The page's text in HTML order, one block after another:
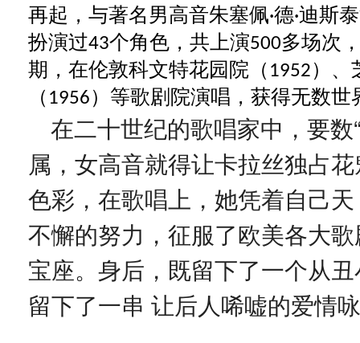
再起，与著名男高音朱塞佩·德·迪斯
扮演过43个角色，共上演500多场次
期，在伦敦科文特花园院（ 1952 ）、
（ 1956 ）等歌剧院演唱，获得无数世
在二十世纪的歌唱家中，要
属，女高音就得让卡拉丝独占
色彩，在歌唱上，她凭着自己
不懈的努力，征服了欧美各大
宝座。身后，既留下了一个从
留下了一串 让后人唏嘘的爱情